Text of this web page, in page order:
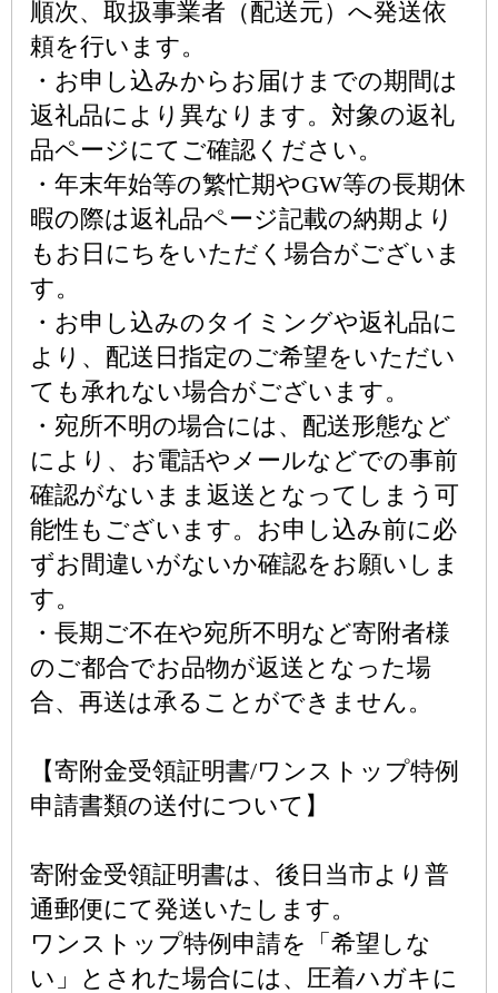
順次、取扱事業者（配送元）へ発送依
頼を行います。
・お申し込みからお届けまでの期間は
返礼品により異なります。対象の返礼
品ページにてご確認ください。
・年末年始等の繁忙期やGW等の長期休
暇の際は返礼品ページ記載の納期より
もお日にちをいただく場合がございま
す。
・お申し込みのタイミングや返礼品に
より、配送日指定のご希望をいただい
ても承れない場合がございます。
・宛所不明の場合には、配送形態など
により、お電話やメールなどでの事前
確認がないまま返送となってしまう可
能性もございます。お申し込み前に必
ずお間違いがないか確認をお願いしま
す。
・長期ご不在や宛所不明など寄附者様
のご都合でお品物が返送となった場
合、再送は承ることができません。
【寄附金受領証明書/ワンストップ特例
申請書類の送付について】
寄附金受領証明書は、後日当市より普
通郵便にて発送いたします。
ワンストップ特例申請を「希望しな
い」とされた場合には、圧着ハガキに